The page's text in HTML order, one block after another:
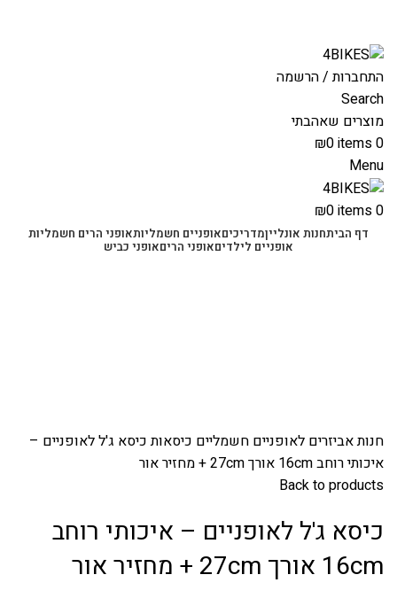
התחברות / הרשמה
Search
מוצרים שאהבתי
0
items
₪0
Menu
0
items
₪0
דף הביתחנות אונלייןמדריכיםאופניים חשמליותאופני הרים חשמליות
אופניים לילדיםאופני הריםאופני כביש
חנותאביזרים לאופניים חשמליים כיסאותכיסא ג'ל לאופניים –
איכותי רוחב 16cm אורך 27cm + מחזיר אור
Back to products
כיסא ג'ל לאופניים – איכותי רוחב
16cm אורך 27cm + מחזיר אור